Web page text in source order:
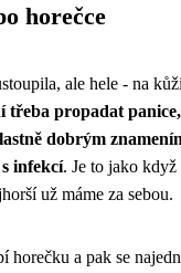
horečce
ale hele - na
třeba propadat
dobrým
infekcí. Je to jako
už máme za sebou.
horečku a pak se